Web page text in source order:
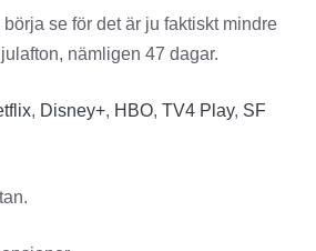
se för det är ju faktiskt mindre
nämligen 47 dagar.
, Disney+, HBO, TV4 Play, SF